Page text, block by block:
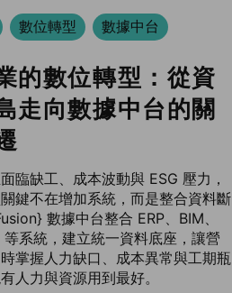
數位轉型 數據中台
的數位轉型：從資
走向數據中台的關
臨缺工、成本波動與 ESG 壓力，
鍵不在增加系統，而是整合資料斷
數據中台整合 ERP、BIM、
等系統，建立統一資料底座，讓營
掌握人力缺口、成本異常與工期瓶
人力與資源用到最好。